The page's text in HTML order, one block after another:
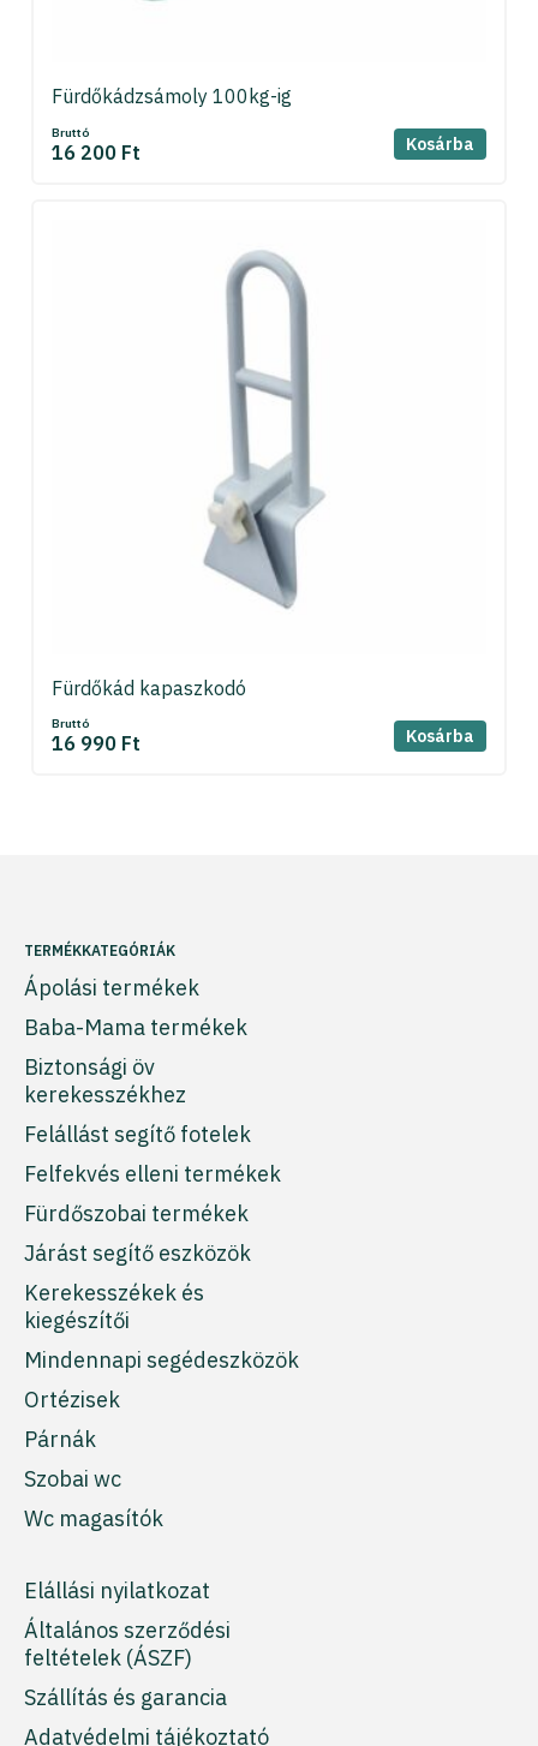
Fürdőkádzsámoly 100kg-ig
Bruttó
16 200 Ft Kosárba
Fürdőkád kapaszkodó
Bruttó
16 990 Ft Kosárba
TERMÉKKATEGÓRIÁK
Ápolási termékek
Baba-Mama termékek
Biztonsági öv
kerekesszékhez
Felállást segítő fotelek
Felfekvés elleni termékek
Fürdőszobai termékek
Járást segítő eszközök
Kerekesszékek és
kiegészítői
Mindennapi segédeszközök
Ortézisek
Párnák
Szobai wc
Wc magasítók
Elállási nyilatkozat
Általános szerződési
feltételek (ÁSZF)
Szállítás és garancia
Adatvédelmi tájékoztató